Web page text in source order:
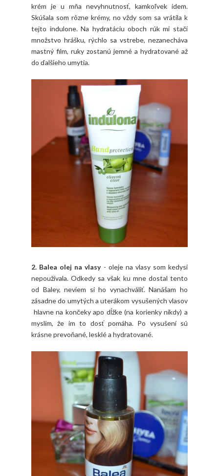
krém je u mňa nevyhnutnosť, kamkoľvek idem.
Skúšala som rôzne krémy, no vždy som sa vrátila k
tejto indulone. Na hydratáciu oboch rúk mi stačí
množstvo hrášku, rýchlo sa vstrebe, nezanecháva
mastný film, ruky zostanú jemné a hydratované až
do ďalšieho umytia.
2. Balea olej na vlasy- oleje na vlasy som kedysi
nepoužívala. Odkedy sa však ku mne dostal tento
od Baley, neviem si ho vynachváliť. Nanášam ho
zásadne do umytých a uterákom vysušených vlasov
hlavne na končeky apo dĺžke (na korienky nikdy) a
myslím, že im to dosť pomáha. Po vysušení sú
krásne prevoňané, lesklé a hydratované.